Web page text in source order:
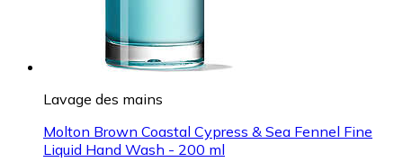
Lavage des mains
Molton Brown Coastal Cypress & Sea Fennel Fine
Liquid Hand Wash - 200 ml